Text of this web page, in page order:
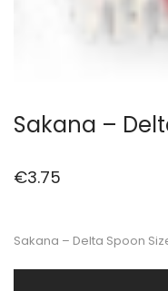
Sakana –
€3.75
Sakana – Delta Spoon